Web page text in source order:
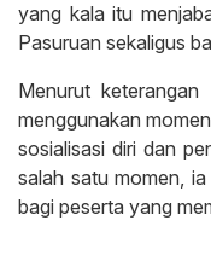
yang kala itu
Pasuruan sekaligus
Menurut
menggunakan
sosialisasi diri dan
salah satu momen,
bagi peserta yang